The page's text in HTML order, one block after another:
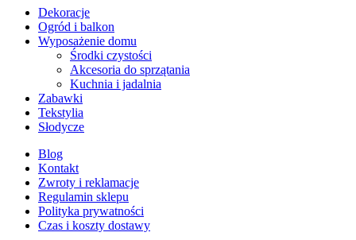
Dekoracje
Ogród i balkon
Wyposażenie domu
Środki czystości
Akcesoria do sprzątania
Kuchnia i jadalnia
Zabawki
Tekstylia
Słodycze
Blog
Kontakt
Zwroty i reklamacje
Regulamin sklepu
Polityka prywatności
Czas i koszty dostawy